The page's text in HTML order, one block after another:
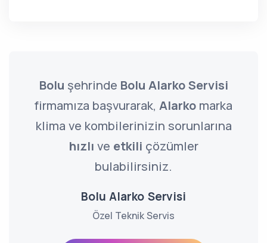
Bolu şehrinde Bolu Alarko Servisi
firmamıza başvurarak, Alarko marka
klima ve kombilerinizin sorunlarına
hızlı ve etkili çözümler
bulabilirsiniz.
Bolu Alarko Servisi
Özel Teknik Servis